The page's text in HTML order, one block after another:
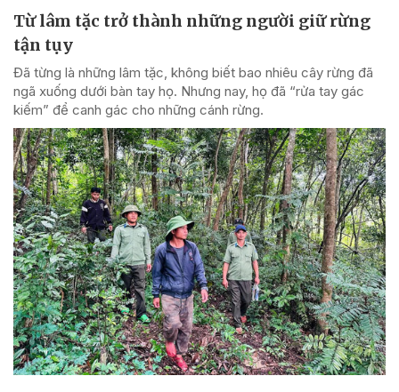
Từ lâm tặc trở thành những người giữ rừng
tận tụy
Đã từng là những lâm tặc, không biết bao nhiêu cây rừng đã
ngã xuống dưới bàn tay họ. Nhưng nay, họ đã “rửa tay gác
kiếm” để canh gác cho những cánh rừng.